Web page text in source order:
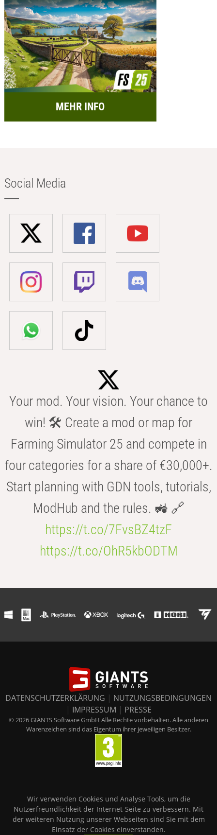
MEHR INFO
Social Media
Your mod. Your vision. Your chance to
win! 🛠️ Create a mod or map for
Farming Simulator 25 and compete in
four categories for a share of €30,000+.
Start planning with GDN tools, tutorials,
ModHub and the rules. 🚜 🔗
https://t.co/7FvsBZ4tzF
https://t.co/OhR5kbODTM
DATENSCHUTZERKLÄRUNG | NUTZUNGSBEDINGUNGEN
| IMPRESSUM | PRESSE
© 2026 GIANTS Software GmbH Alle Rechte vorbehalten. Alle anderen
Warenzeichen sind das Eigentum ihrer jeweiligen Besitzer.
Wir verwenden Cookies und Analyse Tools, um die
Nutzerfreundlichkeit der Internet-Seite zu verbessern. Mit
der weiteren Nutzung unserer Webseiten sind Sie mit dem
Einsatz der Cookies einverstanden.